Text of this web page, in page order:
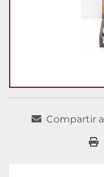
Compartir